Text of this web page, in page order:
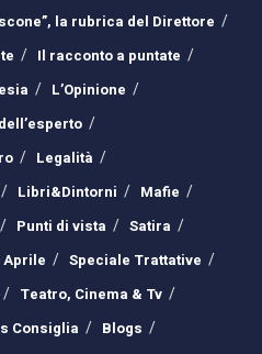
la rubrica del Direttore
Il racconto a puntate
L’Opinione
Legalità
Libri&Dintorni
Mafie
Punti di vista
Satira
Aprile
Speciale Trattative
Teatro, Cinema & Tv
Consiglia
Blogs